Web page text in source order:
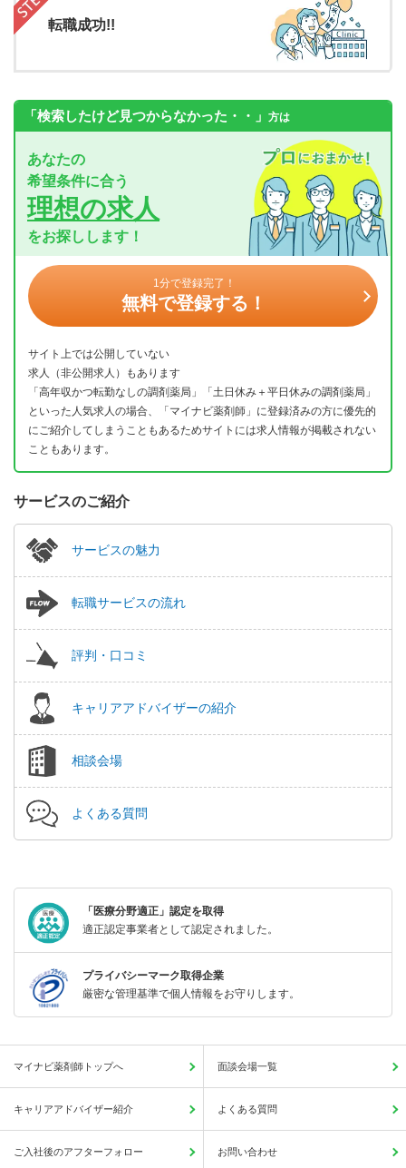
転職成功!!
「検索したけど見つからなかった・・」 方は
あなたの
希望条件に合う
理想の求人
をお探しします！
1分で登録完了！
無料で登録する！
サイト上では公開していない
求人（非公開求人）もあります
「高年収かつ転勤なしの調剤薬局」「土日休み＋平日休みの調剤薬局」
といった人気求人の場合、「マイナビ薬剤師」に登録済みの方に優先的
にご紹介してしまうこともあるためサイトには求人情報が掲載されない
こともあります。
サービスのご紹介
サービスの魅力
転職サービスの流れ
評判・口コミ
キャリアアドバイザーの紹介
相談会場
よくある質問
「医療分野適正」認定を取得
適正認定事業者として認定されました。
プライバシーマーク取得企業
厳密な管理基準で個人情報をお守りします。
マイナビ薬剤師トップへ 面談会場一覧
キャリアアドバイザー紹介 よくある質問
ご入社後のアフターフォロー お問い合わせ